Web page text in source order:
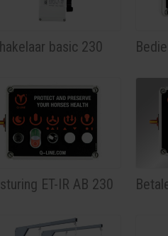
basic 230
ET-IR AB 230